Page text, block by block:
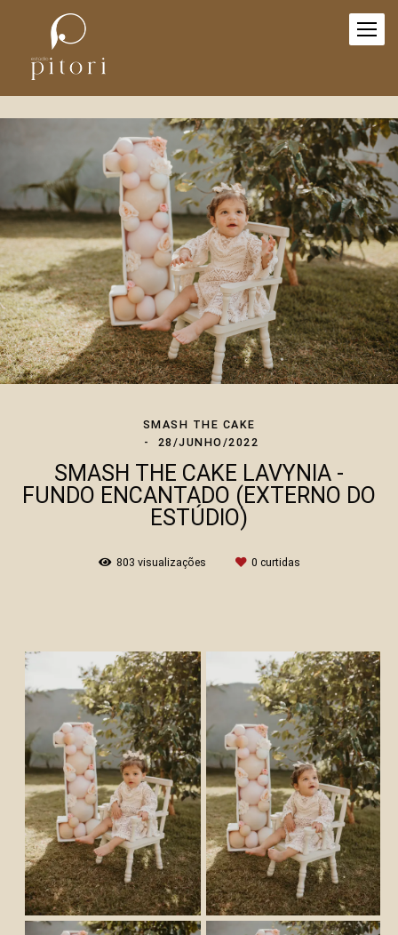
SMASH THE CAKE
28/JUNHO/2022
SMASH THE CAKE LAVYNIA -
FUNDO ENCANTADO (EXTERNO DO
ESTÚDIO)
803 visualizações 0 curtidas